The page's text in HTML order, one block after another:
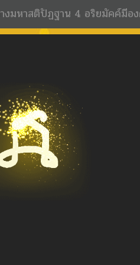
งมหาสติปัฏฐาน 4 อริยมัคค์มีอ